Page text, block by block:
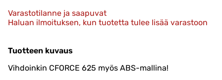
Varastotilanne ja saapuvat
Haluan ilmoituksen, kun tuotetta tulee lisää varastoon
Tuotteen kuvaus
Vihdoinkin CFORCE 625 myös ABS-mallina!